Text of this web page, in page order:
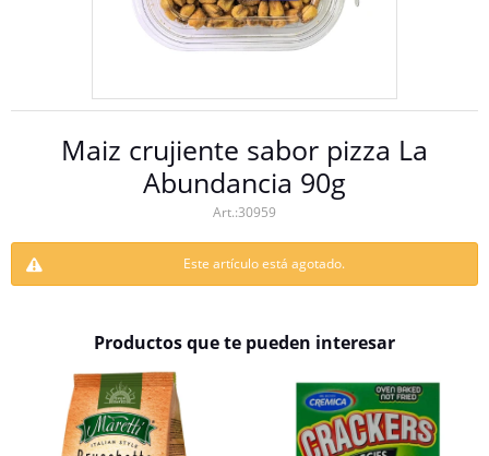
Maiz crujiente sabor pizza La
Abundancia 90g
30959
Este artículo está agotado.
Productos que te pueden interesar